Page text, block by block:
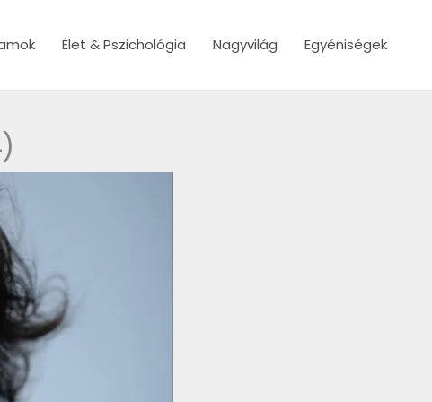
Élet & Pszichológia Nagyvilág Egyéniségek